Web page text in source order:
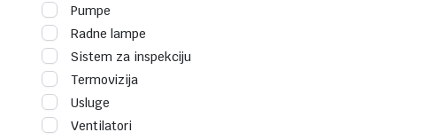
Pumpe
Radne lampe
Sistem za inspekciju
Termovizija
Usluge
Ventilatori